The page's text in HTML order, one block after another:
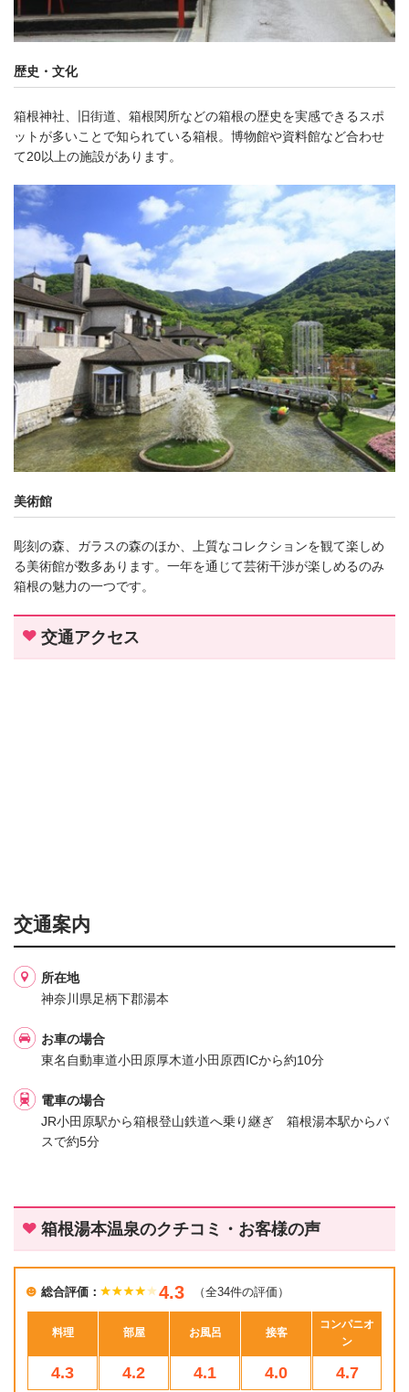
歴史・文化
箱根神社、旧街道、箱根関所などの箱根の歴史を実感できるスポ
ットが多いことで知られている箱根。博物館や資料館など合わせ
て20以上の施設があります。
美術館
彫刻の森、ガラスの森のほか、上質なコレクションを観て楽しめ
る美術館が数多あります。一年を通じて芸術干渉が楽しめるのみ
箱根の魅力の一つです。
交通アクセス
交通案内
所在地
神奈川県足柄下郡湯本
お車の場合
東名自動車道小田原厚木道小田原西ICから約10分
電車の場合
JR小田原駅から箱根登山鉄道へ乗り継ぎ 箱根湯本駅からバ
スで約5分
箱根湯本温泉のクチコミ・お客様の声
総合評価： 4.3 （全34件の評価）
料理 部屋 お風呂 接客
コンパニオ
ン
4.3 4.2 4.1 4.0 4.7